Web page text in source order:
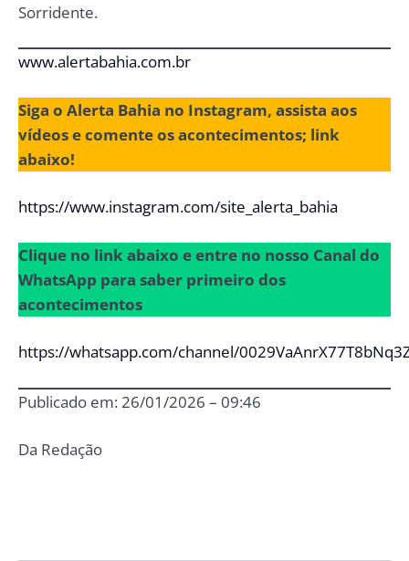
Sorridente.
www.alertabahia.com.br
Siga o Alerta Bahia no Instagram, assista aos
vídeos e comente os acontecimentos; link
abaixo!
https://www.instagram.com/site_alerta_bahia
Clique no link abaixo e entre no nosso Canal do
WhatsApp para saber primeiro dos
acontecimentos
https://whatsapp.com/channel/
Publicado em: 26/01/2026 – 09:46
Da Redação